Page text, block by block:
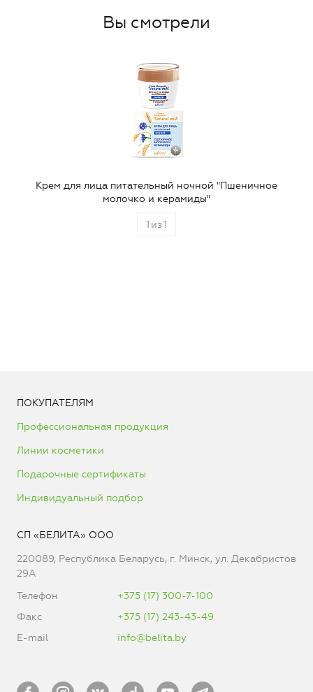
Вы смотрели
Крем для лица питательный ночной "Пшеничное
молочко и керамиды"
1 из1
ПОКУПАТЕЛЯМ
Профессиональная продукция
Линии косметики
Подарочные сертификаты
Индивидуальный подбор
СП «БЕЛИТА» ООО
220089, Республика Беларусь, г. Минск, ул. Декабристов
29А
Телефон
+375 (17) 300-7-100
Факс
+375 (17) 243-43-49
E-mail
info@belita.by